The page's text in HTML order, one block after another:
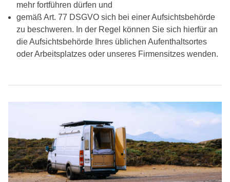
mehr fortführen dürfen und
gemäß Art. 77 DSGVO sich bei einer Aufsichtsbehörde
zu beschweren. In der Regel können Sie sich hierfür an
die Aufsichtsbehörde Ihres üblichen Aufenthaltsortes
oder Arbeitsplatzes oder unseres Firmensitzes wenden.